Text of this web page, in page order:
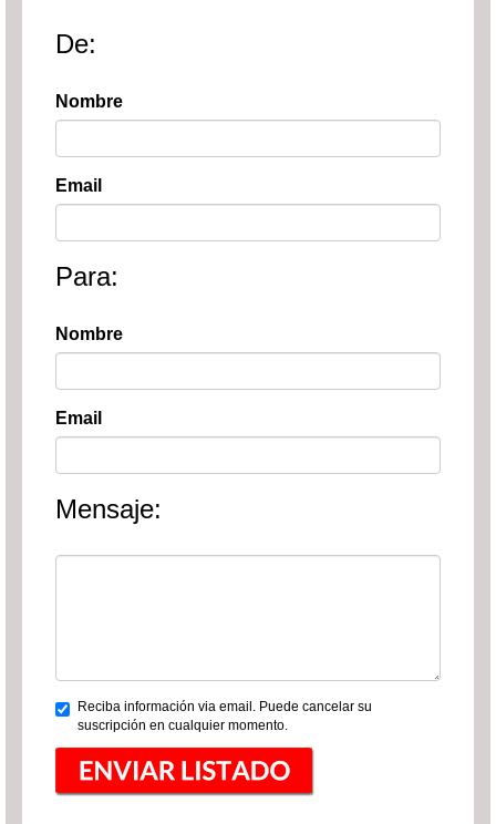
De:
Nombre
Email
Para:
Nombre
Email
Mensaje:
Reciba información via email. Puede cancelar su
suscripción en cualquier momento.